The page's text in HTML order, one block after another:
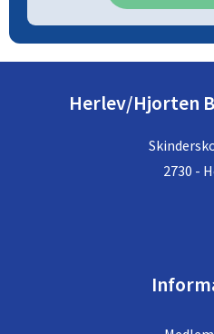
Herlev/Hjorten
2730 -